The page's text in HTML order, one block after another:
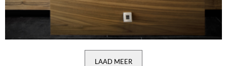
LAAD MEER